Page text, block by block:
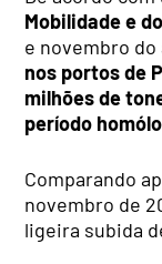
Mobilidade e
e novembro
nos portos de
milhões de
período
Comparando
novembro de
ligeira subida